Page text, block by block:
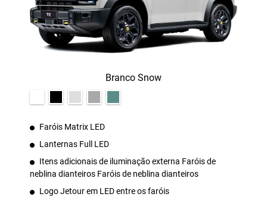
Branco Snow
Faróis Matrix LED
Lanternas Full LED
Itens adicionais de iluminação externa Faróis de
neblina dianteiros Faróis de neblina dianteiros
Logo Jetour em LED entre os faróis